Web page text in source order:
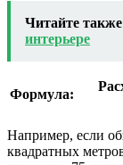
Читайте
интерьере
Формула:
Например, если
квадратных